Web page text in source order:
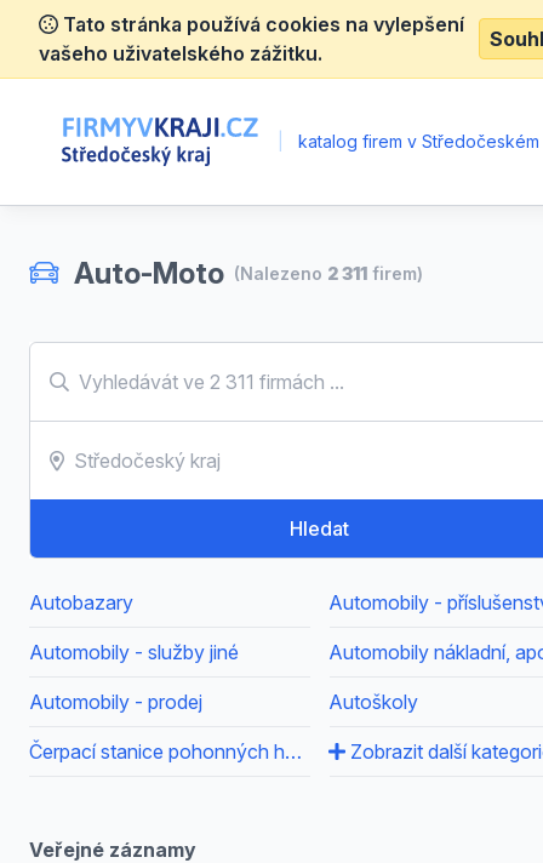
Tato stránka používá cookies na vylepšení
vašeho uživatelského zážitku.
katalog firem v Středočeském
Auto-Moto (Nalezeno 2 311 firem)
Hledat
Autobazary Automobily -
Automobily - služby jiné Automobily nákladní,
Automobily - prodej Autoškoly
Čerpací stanice pohonných hmot Zobrazit další
Veřejné záznamy